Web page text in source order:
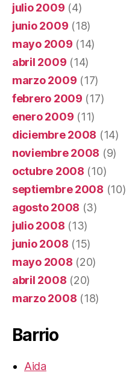
julio 2009 (4)
junio 2009 (18)
mayo 2009 (14)
abril 2009 (14)
marzo 2009 (17)
febrero 2009 (17)
enero 2009 (11)
diciembre 2008 (14)
noviembre 2008 (9)
octubre 2008 (10)
septiembre 2008 (10)
agosto 2008 (3)
julio 2008 (13)
junio 2008 (15)
mayo 2008 (20)
abril 2008 (20)
marzo 2008 (18)
Barrio
Aida